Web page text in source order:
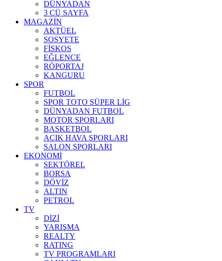
DÜNYADAN
3 CÜ SAYFA
MAGAZİN
AKTÜEL
SOSYETE
FİSKOS
EĞLENCE
RÖPORTAJ
KANGURU
SPOR
FUTBOL
SPOR TOTO SÜPER LİG
DÜNYADAN FUTBOL
MOTOR SPORLARI
BASKETBOL
AÇIK HAVA SPORLARI
SALON SPORLARI
EKONOMİ
SEKTÖREL
BORSA
DÖVİZ
ALTIN
PETROL
TV
DİZİ
YARIŞMA
REALTY
RATING
TV PROGRAMLARI